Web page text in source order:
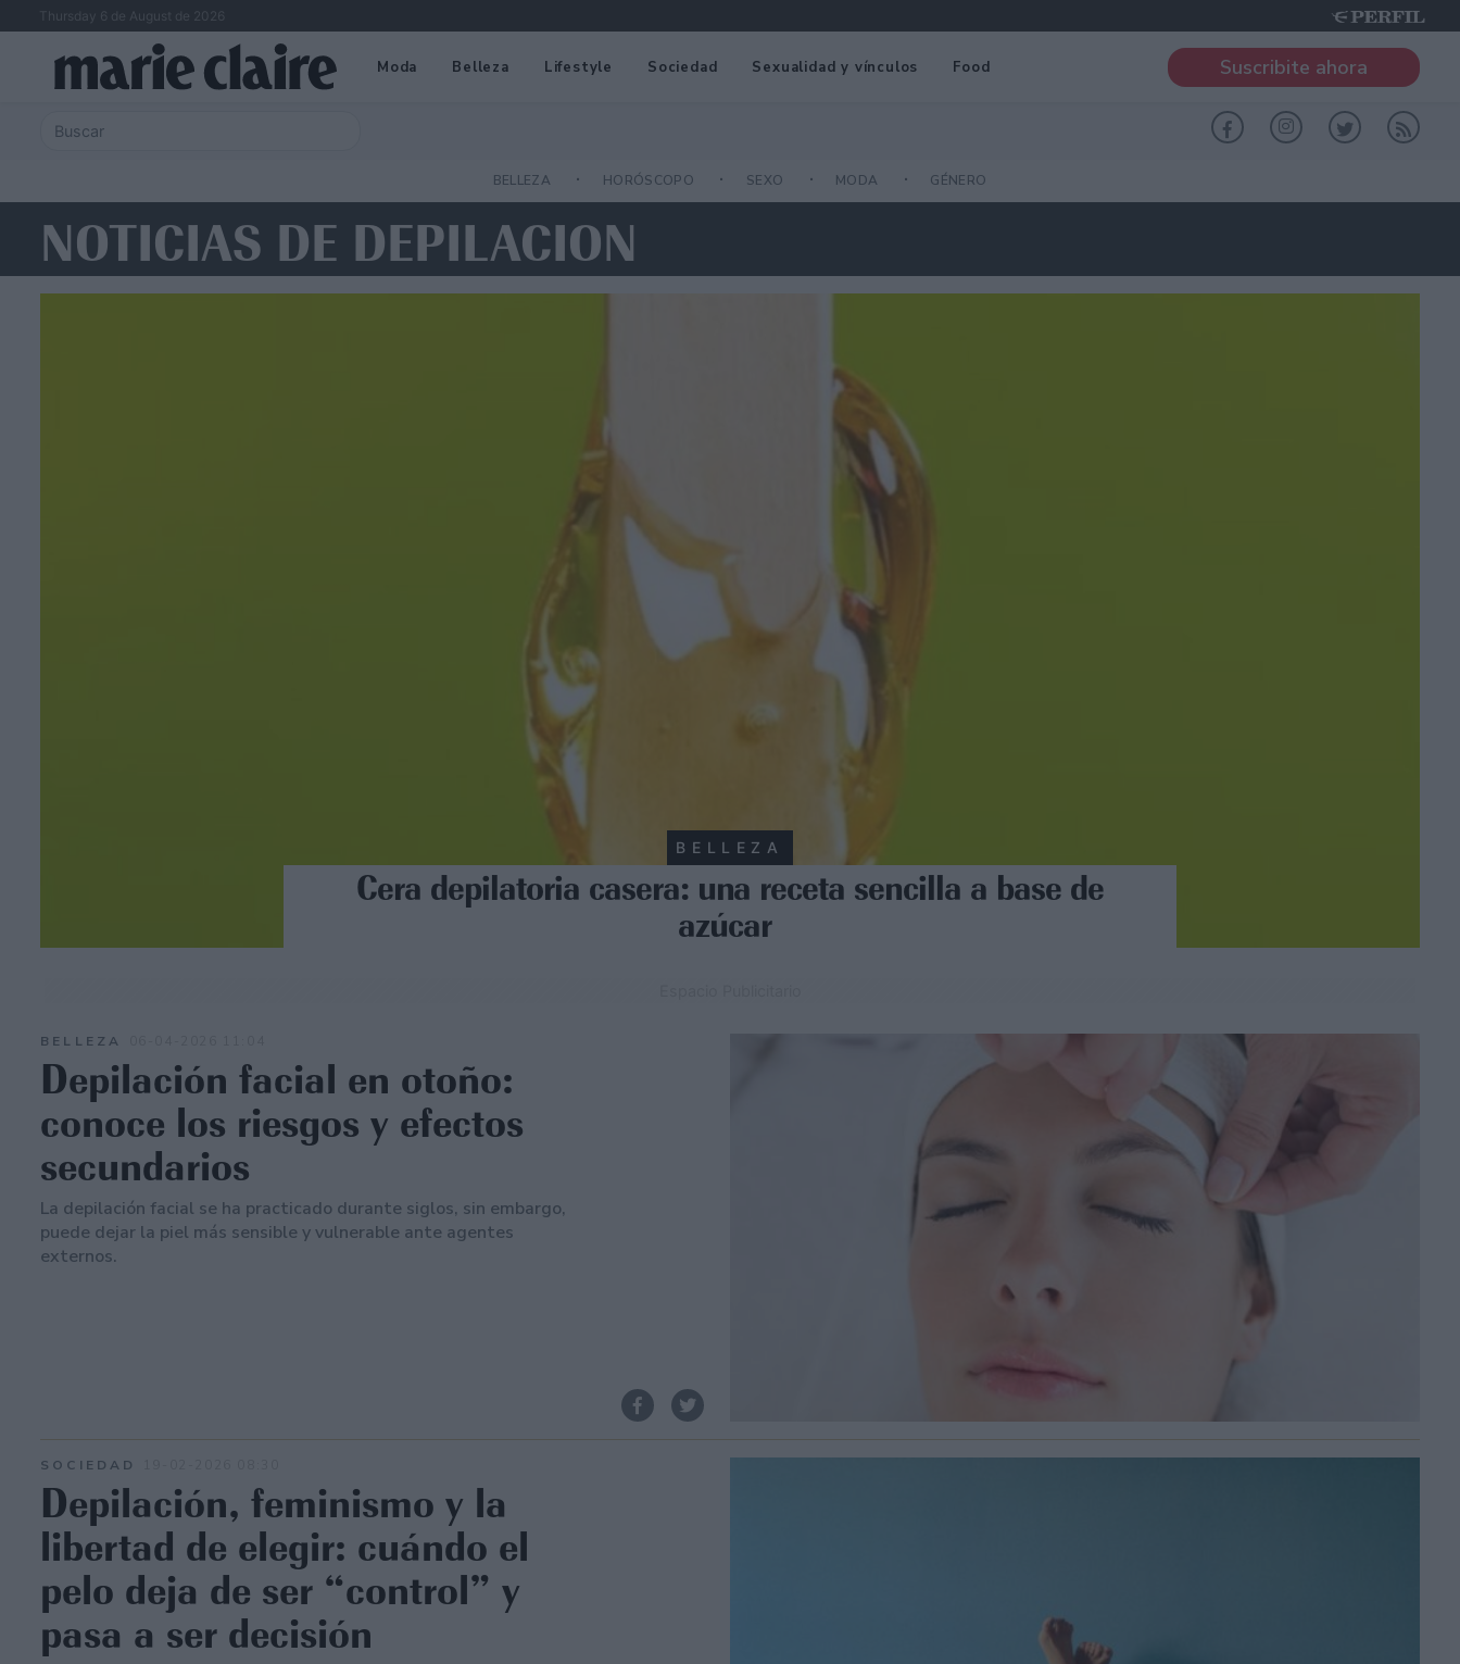
Thursday 6 de August de 2026
Moda Belleza Lifestyle Sociedad Sexualidad y vínculos Food Suscribite ahora
BELLEZA HORÓSCOPO SEXO MODA GÉNERO
NOTICIAS DE DEPILACION
BELLEZA
Cera depilatoria casera: una receta sencilla a base de
azúcar
BELLEZA
Depilación facial en otoño:
conoce los riesgos y efectos
secundarios
La depilación facial se ha practicado durante siglos, sin embargo,
puede dejar la piel más sensible y vulnerable ante agentes
externos.
SOCIEDAD
Depilación, feminismo y la
libertad de elegir: cuándo el
pelo deja de ser “control” y
pasa a ser decisión